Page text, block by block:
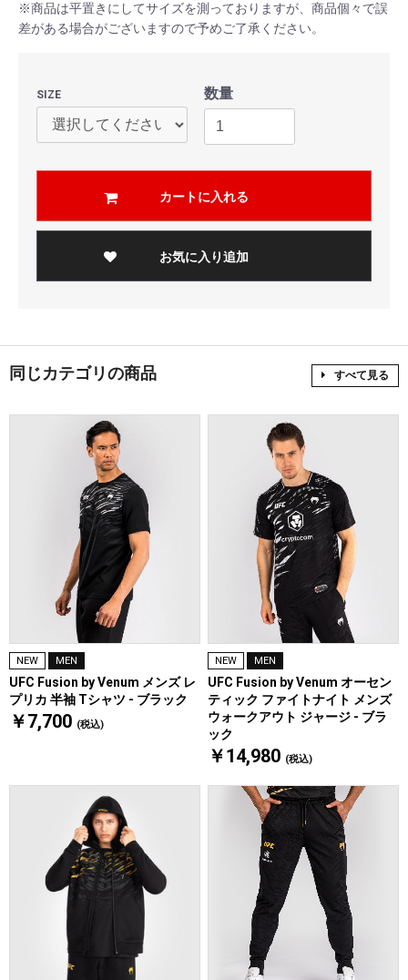
※商品は平置きにしてサイズを測っておりますが、商品個々で誤
差がある場合がございますので予めご了承ください。
SIZE 数量
カートに入れる
お気に入り追加
同じカテゴリの商品 すべて見る
NEW MEN
UFC Fusion by Venum メンズ レ
プリカ 半袖 Tシャツ - ブラック
￥7,700 (税込)
NEW MEN
UFC Fusion by Venum オーセン
ティック ファイトナイト メンズ
ウォークアウト ジャージ - ブラ
ック
￥14,980 (税込)